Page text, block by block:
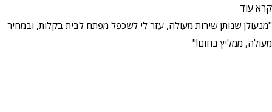
קרא עוד
"מנעולן שנותן שירות מעולה, עזר לי לשכפל מפתח לבית בקלות, ובמחיר
מעולה, ממליץ בחום!"